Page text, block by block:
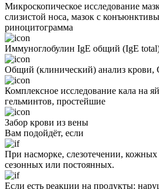
Микроскопическое исследование
слизистой носа, мазок с
риноцитограмма
Иммуноглобулин IgE общий (IgE
Общий (клинический) анализ крови,
Комплексное исследование кала на
гельминтов, простейшие
Забор крови из вены
Вам подойдёт, если
При насморке, слезотечении,
сезонных или постоянных.
Если есть реакции на продукты: